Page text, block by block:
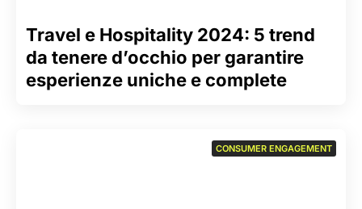
Travel e Hospitality 2024: 5 trend
da tenere d’occhio per garantire
esperienze uniche e complete
CONSUMER ENGAGEMENT